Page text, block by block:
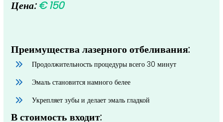
Цена:€ 150
Преимущества лазерного отбеливания:
Продолжительность процедуры всего 30 минут
Эмаль становится намного белее
Укрепляет зубы и делает эмаль гладкой
В стоимость входит: